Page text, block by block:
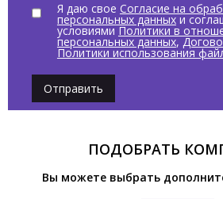
Я даю свое Согласие на
персональных данныхи
условиями Политики в
персональных данных,
Политики использования
Отправить
ПОДОБРАТЬ
Вы можете выбрать